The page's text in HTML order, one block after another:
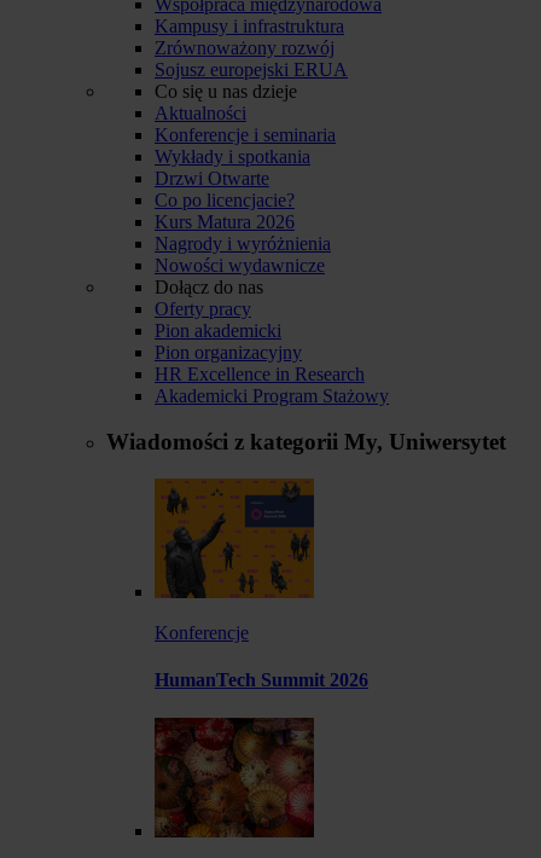
Kampusy i infrastruktura
Zrównoważony rozwój
Sojusz europejski ERUA
Co się u nas dzieje
Aktualności
Konferencje i seminaria
Wykłady i spotkania
Drzwi Otwarte
Co po licencjacie?
Kurs Matura 2026
Nagrody i wyróżnienia
Nowości wydawnicze
Dołącz do nas
Oferty pracy
Pion akademicki
Pion organizacyjny
HR Excellence in Research
Akademicki Program Stażowy
Wiadomości z kategorii My, Uniwersytet
Konferencje
HumanTech Summit 2026